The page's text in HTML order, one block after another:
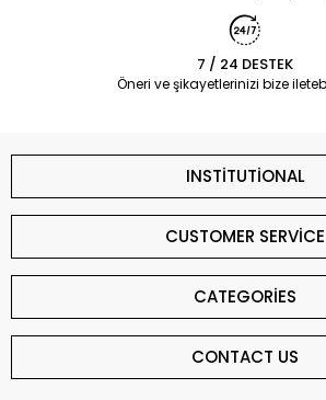
7 / 24 DESTEK
Öneri ve şikayetlerinizi bize
INSTİTUTİONAL
CUSTOMER SERVİCE
CATEGORİES
CONTACT US